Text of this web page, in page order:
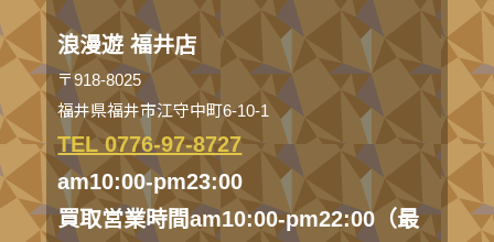
浪漫遊 福井店
〒918-8025
福井県福井市江守中町6-10-1
TEL 0776-97-8727
am10:00-pm23:00
買取営業時間am10:00-pm22:00（最